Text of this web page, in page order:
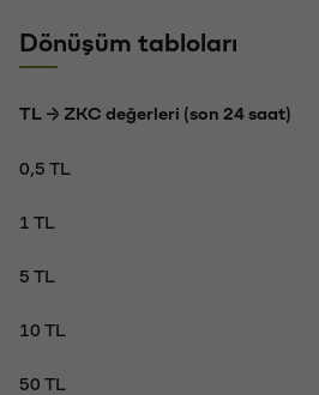
Dönüşüm tabloları
TL → ZKC değerleri (son 24 saat)
0,5 TL
1 TL
5 TL
10 TL
50 TL